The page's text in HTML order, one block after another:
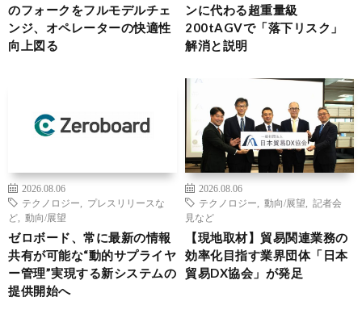
のフォークをフルモデルチェ
ンジ、オペレーターの快適性
向上図る
ンに代わる超重量級
200tAGVで「落下リスク」
解消と説明
2026.08.06
テクノロジー
プレスリリースな
ど
動向/展望
ゼロボード、常に最新の情報
共有が可能な“動的サプライヤ
ー管理”実現する新システムの
提供開始へ
2026.08.06
テクノロジー
動向/展望
記者会
見など
【現地取材】貿易関連業務の
効率化目指す業界団体「日本
貿易DX協会」が発足